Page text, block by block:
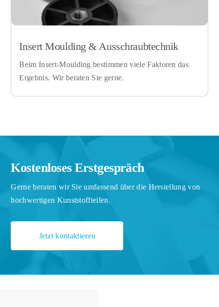
Insert Moulding & Ausschraubtechnik
Beim Insert-Moulding bestimmen viele Faktoren das
Ergebnis. Wir beraten Sie gerne.
Kostenloses Erstgespräch
Gerne beraten wir Sie umfassend über die Herstellung von
hochwertigen Kunststoffteilen.
Jetzt kontaktieren